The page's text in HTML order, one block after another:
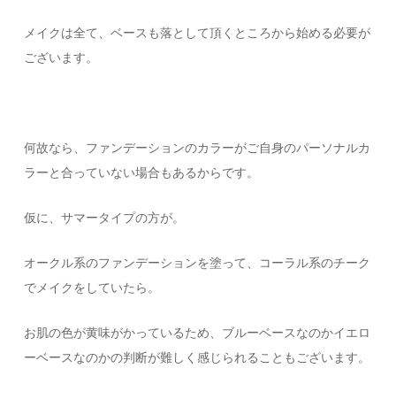
メイクは全て、ベースも落として頂くところから始める必要が
ございます。
何故なら、ファンデーションのカラーがご自身のパーソナルカ
ラーと合っていない場合もあるからです。
仮に、サマータイプの方が。
オークル系のファンデーションを塗って、コーラル系のチーク
でメイクをしていたら。
お肌の色が黄味がかっているため、ブルーベースなのかイエロ
ーベースなのかの判断が難しく感じられることもございます。